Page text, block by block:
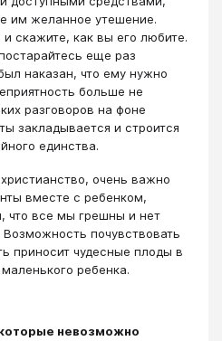
им желанное утешение.
скажите, как вы его любите.
еще раз
наказан, что ему нужно
больше не
разговоров на фоне
закладывается и строится
единства.
очень важно
вместе с ребенком,
что все мы грешны и нет
почувствовать
приносит чудесные плоды в
ребенка.
невозможно